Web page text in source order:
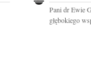
Pani dr Ewie
głębokiego